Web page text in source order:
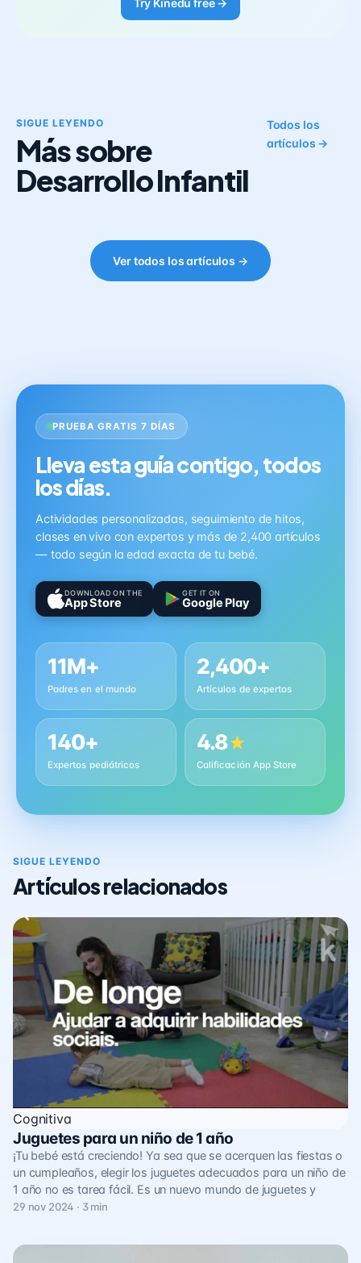
Try Kinedu free →
SIGUE LEYENDO
Más sobre
Desarrollo Infantil
Todos los
artículos →
Ver todos los artículos →
PRUEBA GRATIS 7 DÍAS
Lleva esta guía contigo, todos
los días.
Actividades personalizadas, seguimiento de hitos,
clases en vivo con expertos y más de 2,400 artículos
— todo según la edad exacta de tu bebé.
DOWNLOAD ON THE
App Store
GET IT ON
Google Play
11M+
Padres en el mundo
2,400+
Artículos de expertos
140+
Expertos pediátricos
4.8★
Calificación App Store
SIGUE LEYENDO
Artículos relacionados
Cognitiva
Juguetes para un niño de 1 año
¡Tu bebé está creciendo! Ya sea que se acerquen las fiestas o
un cumpleaños, elegir los juguetes adecuados para un niño de
1 año no es tarea fácil. Es un nuevo mundo de juguetes y
29 nov 2024 · 3 min